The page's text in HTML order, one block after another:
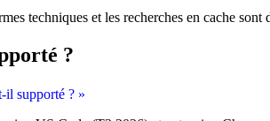
techniques et les recherches en cache
?
il supporté ? »